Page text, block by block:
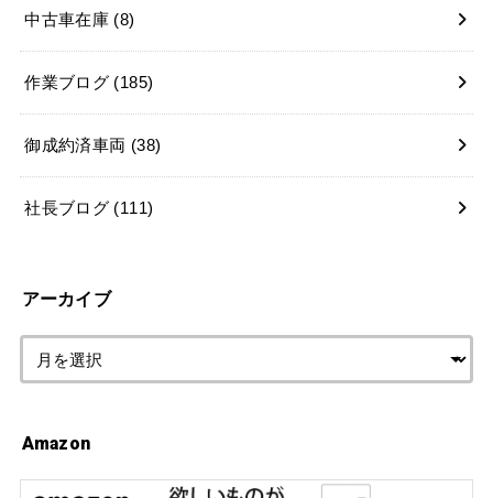
中古車在庫 (8)
作業ブログ (185)
御成約済車両 (38)
社長ブログ (111)
アーカイブ
Amazon